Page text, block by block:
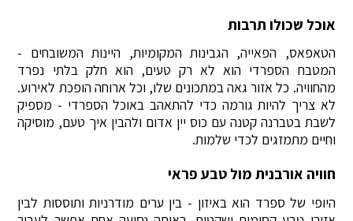
אוכל שכולו תרבות
הטאפאס, הפאייה, הגבינות המקומיות, היינות המשובחים -
המטבח הספרדי הוא לא רק טעים, הוא חלק בלתי נפרד
מהחוויה. כל אזור גאה במתכונים שלו, וכל ארוחה הופכת לאירוע.
לא צריך להיות גורמה כדי להתאהב באוכל הספרדי - מספיק
לשבת בטברנה קטנה עם כוס יין אדום ולהבין איך טעם, מוסיקה
וחיים מתמזגים לכדי שלמות.
חוויה אורבנית מול טבע פראי
היופי של ספרד הוא באיזון - בין ערים מודרניות ותוססות לבין